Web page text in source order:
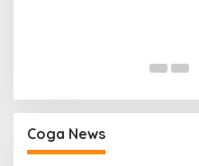
Coga News